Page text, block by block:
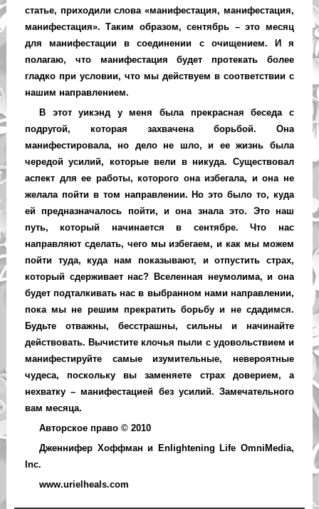
статье, приходили слова «манифестация, манифестация,
манифестация». Таким образом, сентябрь – это месяц
для манифестации в соединении с очищением. И я
полагаю, что манифестация будет протекать более
гладко при условии, что мы действуем в соответствии с
нашим направлением.
В этот уикэнд у меня была прекрасная беседа с
подругой, которая захвачена борьбой. Она
манифестировала, но дело не шло, и ее жизнь была
чередой усилий, которые вели в никуда. Существовал
аспект для ее работы, которого она избегала, и она не
желала пойти в том направлении. Но это было то, куда
ей предназначалось пойти, и она знала это. Это наш
путь, который начинается в сентябре. Что нас
направляют сделать, чего мы избегаем, и как мы можем
пойти туда, куда нам показывают, и отпустить страх,
который сдерживает нас? Вселенная неумолима, и она
будет подталкивать нас в выбранном нами направлении,
пока мы не решим прекратить борьбу и не сдадимся.
Будьте отважны, бесстрашны, сильны и начинайте
действовать. Вычистите клочья пыли с удовольствием и
манифестируйте самые изумительные, невероятные
чудеса, поскольку вы заменяете страх доверием, а
нехватку – манифестацией без усилий. Замечательного
вам месяца.
Авторское право © 2010
Дженнифер Хоффман и Enlightening Life OmniMedia,
Inc.
www.urielheals.com